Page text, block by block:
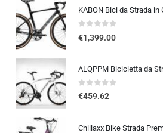
0out of 5
€1,399.00
0out of 5
€459.62